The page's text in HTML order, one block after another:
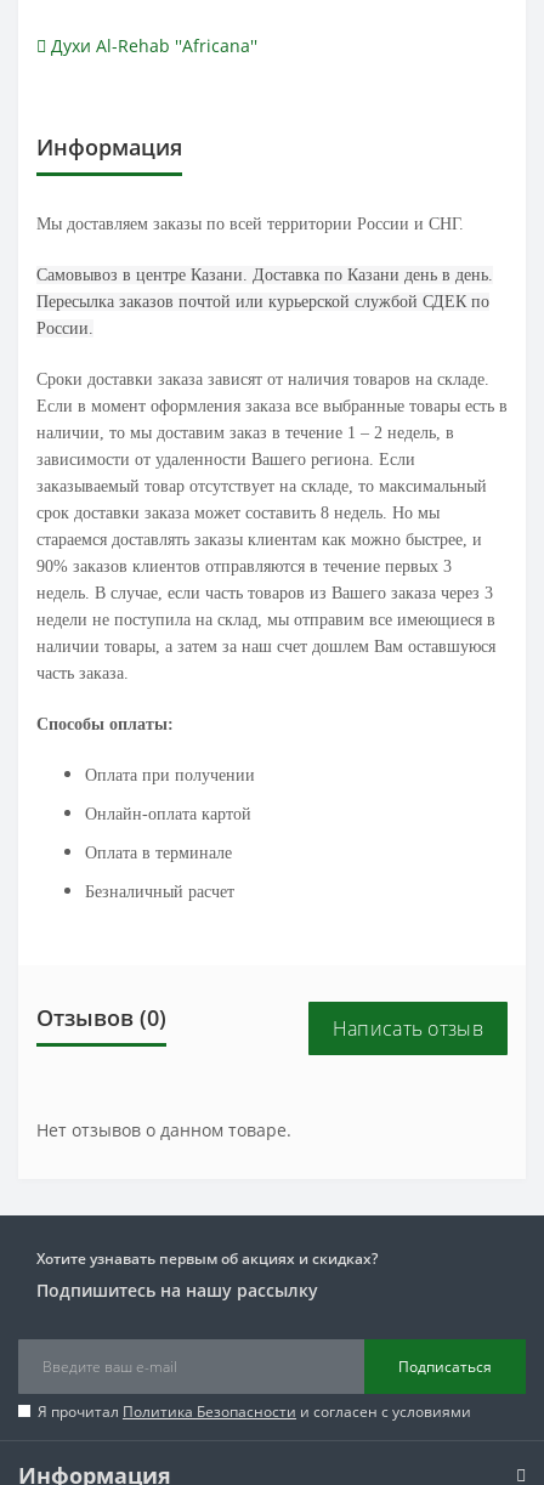
Духи Al-Rehab ''Africana''
Информация
Мы доставляем заказы по всей территории России и СНГ.
Самовывоз в центре Казани. Доставка по Казани день в день.
Пересылка заказов почтой или курьерской службой СДЕК по
России.
Сроки доставки заказа зависят от наличия товаров на складе.
Если в момент оформления заказа все выбранные товары есть в
наличии, то мы доставим заказ в течение 1 – 2 недель, в
зависимости от удаленности Вашего региона. Если
заказываемый товар отсутствует на складе, то максимальный
срок доставки заказа может составить 8 недель. Но мы
стараемся доставлять заказы клиентам как можно быстрее, и
90% заказов клиентов отправляются в течение первых 3
недель. В случае, если часть товаров из Вашего заказа через 3
недели не поступила на склад, мы отправим все имеющиеся в
наличии товары, а затем за наш счет дошлем Вам оставшуюся
часть заказа.
Способы оплаты:
Оплата при получении
Онлайн-оплата картой
Оплата в терминале
Безналичный расчет
Отзывов (0) Написать отзыв
Нет отзывов о данном товаре.
Хотите узнавать первым об акциях и скидках?
Подпишитесь на нашу рассылку
Подписаться
Я прочитал Политика Безопасности и согласен с условиями
Информация